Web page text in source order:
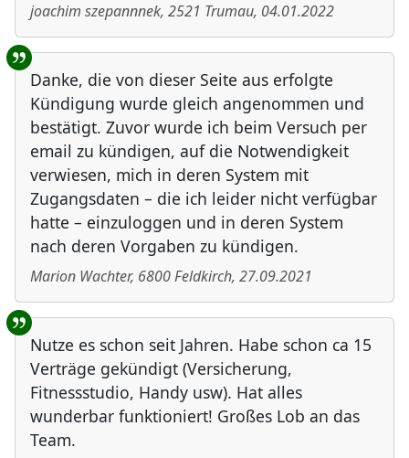
joachim szepannnek, 2521 Trumau, 04.01.2022
Danke, die von dieser Seite aus erfolgte
Kündigung wurde gleich angenommen und
bestätigt. Zuvor wurde ich beim Versuch per
email zu kündigen, auf die Notwendigkeit
verwiesen, mich in deren System mit
Zugangsdaten – die ich leider nicht verfügbar
hatte – einzuloggen und in deren System
nach deren Vorgaben zu kündigen.
Marion Wachter, 6800Feldkirch, 27.09.2021
Nutze es schon seit Jahren. Habe schon ca 15
Verträge gekündigt (Versicherung,
Fitnessstudio, Handy usw). Hat alles
wunderbar funktioniert! Großes Lob an das
Team.